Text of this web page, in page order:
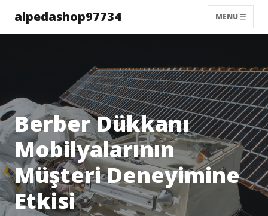
alpedashop97734 MENU
Berber Dükkanı
Mobilyalarının
Müşteri Deneyimine
Etkisi